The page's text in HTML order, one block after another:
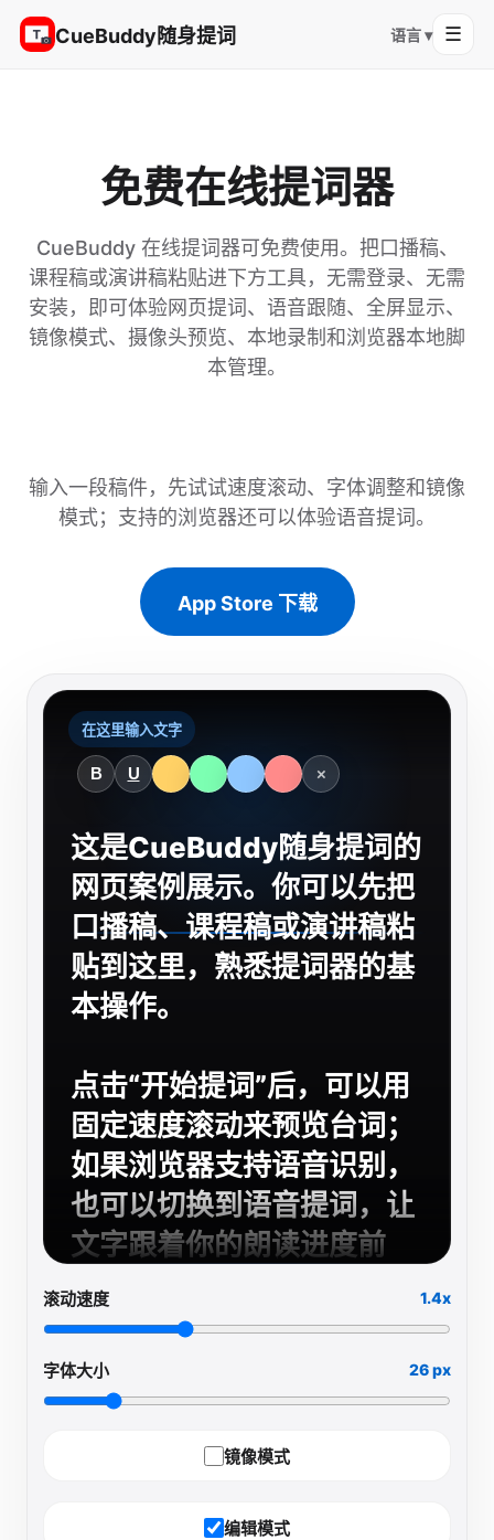
CueBuddy随身提词 语言 ▾ ☰
免费在线提词器
CueBuddy 在线提词器可免费使用。把口播稿、
课程稿或演讲稿粘贴进下方工具，无需登录、无需
安装，即可体验网页提词、语音跟随、全屏显示、
镜像模式、摄像头预览、本地录制和浏览器本地脚
本管理。
输入一段稿件，先试试速度滚动、字体调整和镜像
模式；支持的浏览器还可以体验语音提词。
App Store 下载
在这里输入文字
B U ×
这是CueBuddy随身提词的
网页案例展示。你可以先把
口播稿、课程稿或演讲稿粘
贴到这里，熟悉提词器的基
本操作。
点击“开始提词”后，可以用
固定速度滚动来预览台词；
如果浏览器支持语音识别，
也可以切换到语音提词，让
文字跟着你的朗读进度前
进，停下来时也会停下来。
网页版本适合先试用和了解
流程。如果你想要更完整、
更稳定的提词拍摄体验，建
滚动速度 1.4x
字体大小 26 px
镜像模式
编辑模式